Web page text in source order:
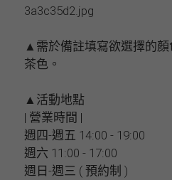
3a3c35d2.jpg
▲需於備註填寫欲選擇的
茶色。
▲活動地點
| 營業時間 |
週四-週五 14:00 - 19:00
週六 11:00 - 17:00
週日-週三 ( 預約制 )